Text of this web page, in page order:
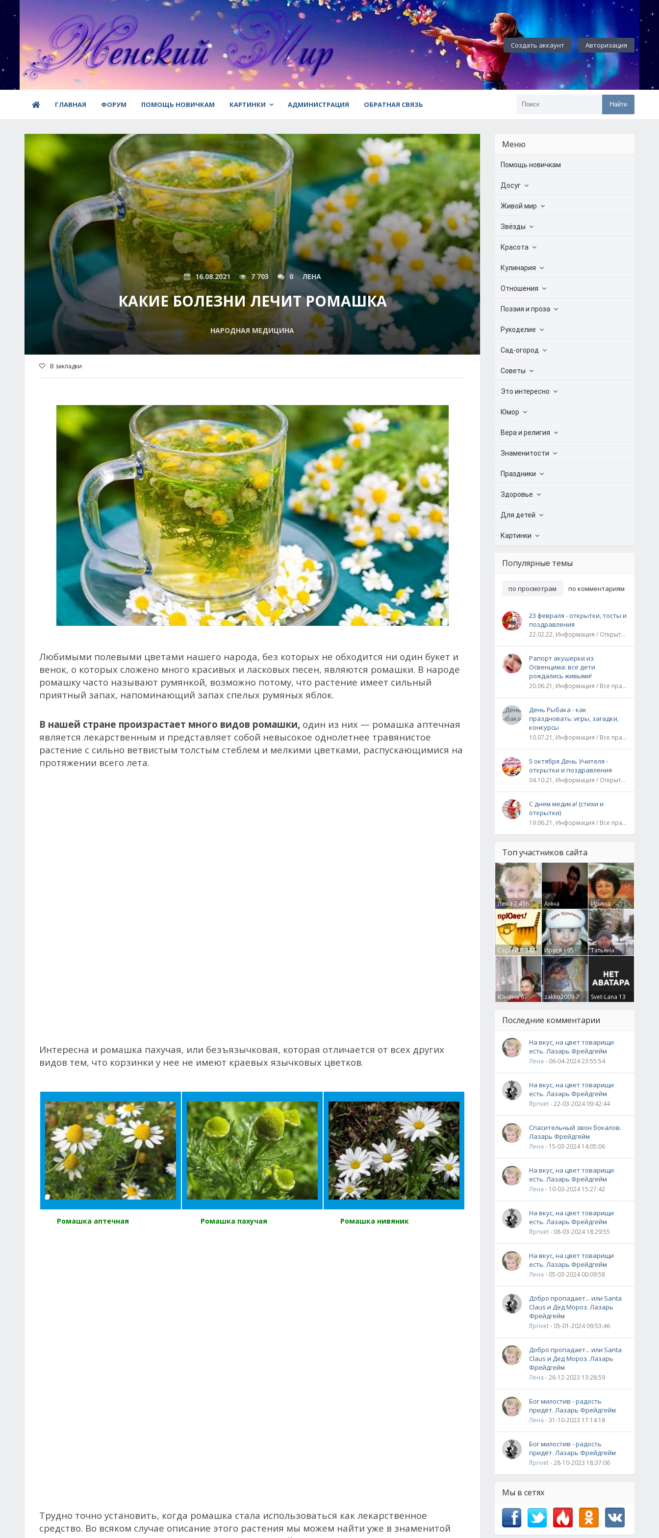
Создать аккаунт Авторизация
ГЛАВНАЯ ФОРУМ ПОМОЩЬ НОВИЧКАМ КАРТИНКИ АДМИНИСТРАЦИЯ ОБРАТНАЯ СВЯЗЬ Найти
16.08.2021 7 703 0 ЛЕНА
КАКИЕ БОЛЕЗНИ ЛЕЧИТ РОМАШКА
НАРОДНАЯ МЕДИЦИНА
В закладки
Любимыми полевыми цветами нашего народа, без которых не обходится ни один букет и
венок, о которых сложено много красивых и ласковых песен, являются ромашки. В народе
ромашку часто называют румянкой, возможно потому, что растение имеет сильный
приятный запах, напоминающий запах спелых румяных яблок.
В нашей стране произрастает много видов ромашки, один из них — ромашка аптечная
является лекарственным и представляет собой невысокое однолетнее травянистое
растение с сильно ветвистым толстым стеблем и мелкими цветками, распускающимися на
протяжении всего лета.
Интересна и ромашка пахучая, или безъязычковая, которая отличается от всех других
видов тем, что корзинки у нее не имеют краевых язычковых цветков.
Ромашка аптечная Ромашка пахучая Ромашка нивяник
Трудно точно установить, когда ромашка стала использоваться как лекарственное
средство. Во всяком случае описание этого расте­ния мы можем найти уже в знаменитой
Меню
Помощь новичкам
Досуг
Живой мир
Звёзды
Красота
Кулинария
Отношения
Поэзия и проза
Рукоделие
Сад-огород
Советы
Это интересно
Юмор
Вера и религия
Знаменитости
Праздники
Здоровье
Для детей
Картинки
Популярные темы
по просмотрам по комментариям
23 февраля - открытки, тосты и
поздравления
22.02.22, Информация / Открытки / Все праздники
Рапорт акушерки из
Освенцима: все дети
рождались живыми!
20.06.21, Информация / Все праздники / Рассказы и истории
День Рыбака - как
праздновать: игры, загадки,
конкурсы
10.07.21, Информация / Все праздники
5 октября День Учителя -
открытки и поздравления
04.10.21, Информация / Открытки / Все праздники
С днем медика! (стихи и
открытки)
19.06.21, Информация / Все праздники
Топ участников сайта
Лена7 436
Анна
Гумлевая0
Ирина
Бруцкая41
Сергей1 342 Ируся195
Татьяна
Крючкова0
Юнона6 zakko20097 Svet-Lana 13
Последние комментарии
На вкус, на цвет товарищи
есть. Лазарь Фрейдгейм
Лена - 06-04-2024 23:55:54
На вкус, на цвет товарищи
есть. Лазарь Фрейдгейм
lfprivet- 22-03-2024 09:42:44
Спасительный звон бокалов.
Лазарь Фрейдгейм
Лена - 15-03-2024 14:05:06
На вкус, на цвет товарищи
есть. Лазарь Фрейдгейм
Лена - 10-03-2024 15:27:42
На вкус, на цвет товарищи
есть. Лазарь Фрейдгейм
lfprivet- 08-03-2024 18:29:55
На вкус, на цвет товарищи
есть. Лазарь Фрейдгейм
Лена - 05-03-2024 00:09:58
Добро пропадает... или Santa
Claus и Дед Мороз. Лазарь
Фрейдгейм
lfprivet- 05-01-2024 09:53:46
Добро пропадает... или Santa
Claus и Дед Мороз. Лазарь
Фрейдгейм
Лена - 26-12-2023 13:28:59
Бог милостив - радость
придёт. Лазарь Фрейдгейм
Лена - 31-10-2023 17:14:18
Бог милостив - радость
придёт. Лазарь Фрейдгейм
lfprivet- 28-10-2023 18:37:06
Мы в сетях